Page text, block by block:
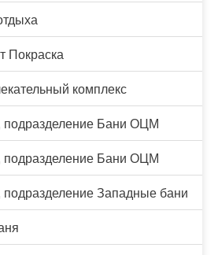
Покраска
комплекс
подразделение Бани ОЦМ
подразделение Бани ОЦМ
подразделение Западные бани